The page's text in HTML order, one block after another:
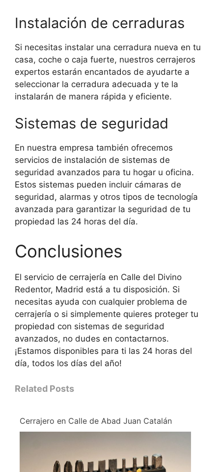
Instalación de cerraduras
Si necesitas instalar una cerradura nueva en tu
casa, coche o caja fuerte, nuestros cerrajeros
expertos estarán encantados de ayudarte a
seleccionar la cerradura adecuada y te la
instalarán de manera rápida y eficiente.
Sistemas de seguridad
En nuestra empresa también ofrecemos
servicios de instalación de sistemas de
seguridad avanzados para tu hogar u oficina.
Estos sistemas pueden incluir cámaras de
seguridad, alarmas y otros tipos de tecnología
avanzada para garantizar la seguridad de tu
propiedad las 24 horas del día.
Conclusiones
El servicio de cerrajería en Calle del Divino
Redentor, Madrid está a tu disposición. Si
necesitas ayuda con cualquier problema de
cerrajería o si simplemente quieres proteger tu
propiedad con sistemas de seguridad
avanzados, no dudes en contactarnos.
¡Estamos disponibles para ti las 24 horas del
día, todos los días del año!
Related Posts
Cerrajero en Calle de Abad Juan Catalán